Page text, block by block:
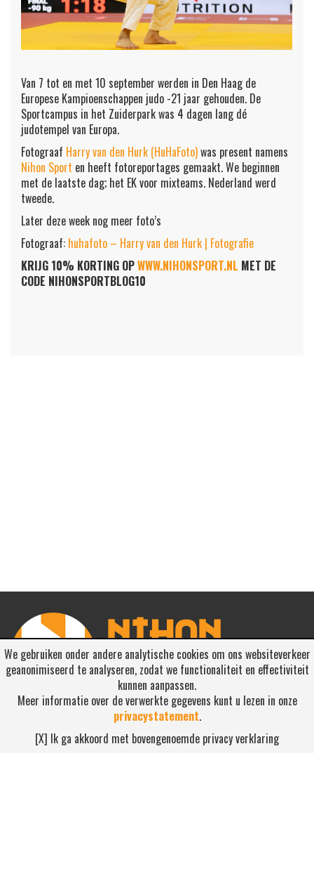
Van 7 tot en met 10 september werden in Den Haag de
Europese Kampioenschappen judo -21 jaar gehouden. De
Sportcampus in het Zuiderpark was 4 dagen lang dé
judotempel van Europa.
Fotograaf Harry van den Hurk (HuHaFoto)was present namens
Nihon Sport en heeft fotoreportages gemaakt. We beginnen
met de laatste dag; het EK voor mixteams. Nederland werd
tweede.
Later deze week nog meer foto’s
Fotograaf: huhafoto – Harry van den Hurk | Fotografie
KRIJG 10% KORTING OPWWW.NIHONSPORT.NL MET DE
CODE NIHONSPORTBLOG10
We gebruiken onder andere analytische cookies om ons websiteverkeer
geanonimiseerd te analyseren, zodat we functionaliteit en effectiviteit
kunnen aanpassen.
Meer informatie over de verwerkte gegevens kunt u lezen in onze
privacystatement.
[X] Ik ga akkoord met bovengenoemde privacy verklaring